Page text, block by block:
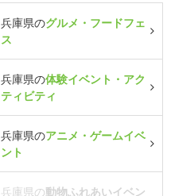
兵庫県のグルメ・フードフェ
ス
兵庫県の体験イベント・アク
ティビティ
兵庫県のアニメ・ゲームイベ
ント
兵庫県の動物ふれあいイベン